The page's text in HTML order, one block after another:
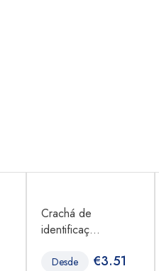
Crachá de
identificaç...
Desde €3.51